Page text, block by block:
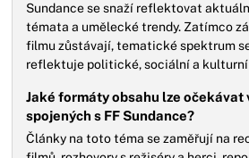
Sundance se snaží reflektovat
témata a umělecké trendy. Zatímco
filmu zůstávají, tematické spektrum
reflektuje politické, sociální a kulturní
Jaké formáty obsahu lze očekávat
spojených s FF Sundance?
Články na toto téma se zaměřují na